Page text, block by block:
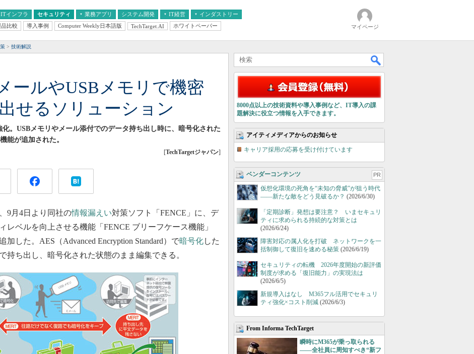
ITインフラ セキュリティ 業務アプリ
プライズAI
ステム
システム開発 IT経営
経営とIT
インダストリー
医療IT
品比較 導入事例 Computer Weekly日本語版 TechTarget.AI ホワイトペーパー マイページ
技術解説
ールやUSBメモリで機密
せるソリューション
。USBメモリやメール添付でのデータ持ち出し時に、暗号化された
能が追加された。
[TechTargetジャパン]
9月4日より同社の情報漏えい対策ソフト「FENCE」に、デ
レベルを向上させる機能「FENCE ブリーフケース機能」
加した。AES（Advanced Encryption Standard）で暗号化した
持ち出し、暗号化された状態のまま編集できる。
8000点以上の技術資料や導入事例など、IT導入の課
題解決に役立つ情報を入手できます。
アイティメディアからのお知らせ
キャリア採用の応募を受け付けています
ベンダーコンテンツ PR
仮想化環境の死角を“未知の脅威”が狙う時代
――新たな敵をどう見破るか？ (2026/6/30)
「定期診断」発想は要注意？ いまセキュリ
ティに求められる持続的な対策とは
(2026/6/24)
障害対応の属人化を打破 ネットワークを一
括制御して復旧を速める秘策 (2026/6/19)
セキュリティの転機 2026年度開始の新評価
制度が求める「復旧能力」の実現法は
(2026/6/5)
新規導入はなし M365フル活用でセキュリ
ティ強化×コスト削減 (2026/6/3)
From Informa TechTarget
瞬時にM365が乗っ取られる
――全社員に周知すべき“新フ